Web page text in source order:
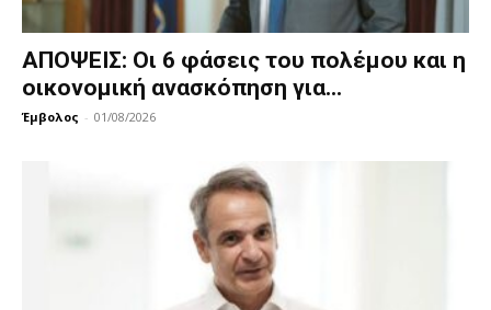
ΑΠΟΨΕΙΣ: Οι 6 φάσεις του πολέμου και η
οικονομική ανασκόπηση για...
Έμβολος - 01/08/2026